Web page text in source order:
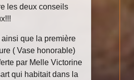
les deux conseils
ainsi que la première
( Vase honorable)
par Melle Victorine
qui habitait dans la